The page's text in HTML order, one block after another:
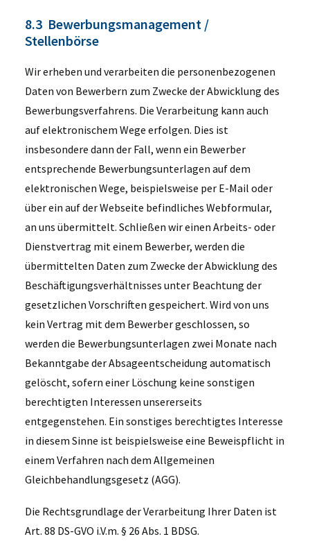
8.3 Bewerbungsmanagement /
Stellenbörse
Wir erheben und verarbeiten die personenbezogenen
Daten von Bewerbern zum Zwecke der Abwicklung des
Bewerbungsverfahrens. Die Verarbeitung kann auch
auf elektronischem Wege erfolgen. Dies ist
insbesondere dann der Fall, wenn ein Bewerber
entsprechende Bewerbungsunterlagen auf dem
elektronischen Wege, beispielsweise per E-Mail oder
über ein auf der Webseite befindliches Webformular,
an uns übermittelt. Schließen wir einen Arbeits- oder
Dienstvertrag mit einem Bewerber, werden die
übermittelten Daten zum Zwecke der Abwicklung des
Beschäftigungsverhältnisses unter Beachtung der
gesetzlichen Vorschriften gespeichert. Wird von uns
kein Vertrag mit dem Bewerber geschlossen, so
werden die Bewerbungsunterlagen zwei Monate nach
Bekanntgabe der Absageentscheidung automatisch
gelöscht, sofern einer Löschung keine sonstigen
berechtigten Interessen unsererseits
entgegenstehen. Ein sonstiges berechtigtes Interesse
in diesem Sinne ist beispielsweise eine Beweispflicht in
einem Verfahren nach dem Allgemeinen
Gleichbehandlungsgesetz (AGG).
Die Rechtsgrundlage der Verarbeitung Ihrer Daten ist
Art. 88 DS-GVO i.V.m. § 26 Abs. 1 BDSG.